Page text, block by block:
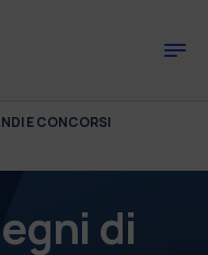
E CONCORSI
di